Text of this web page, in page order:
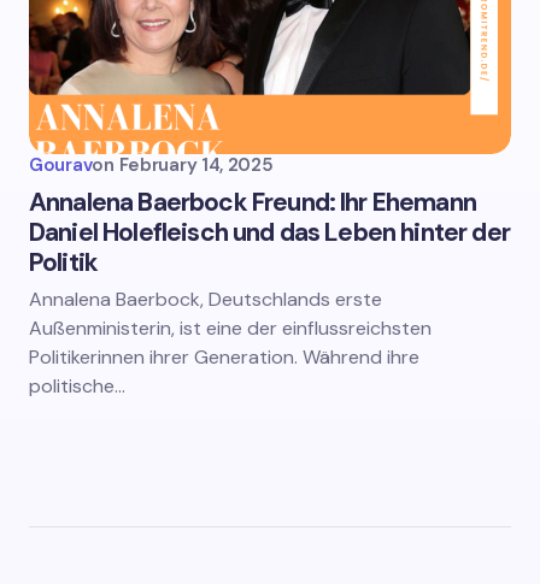
Gouravon February 14, 2025
Annalena Baerbock Freund: Ihr Ehemann
Daniel Holefleisch und das Leben hinter der
Politik
Annalena Baerbock, Deutschlands erste
Außenministerin, ist eine der einflussreichsten
Politikerinnen ihrer Generation. Während ihre
politische…